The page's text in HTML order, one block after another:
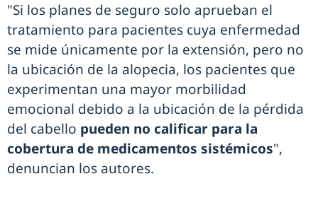
"Si los planes de seguro solo aprueban el
tratamiento para pacientes cuya enfermedad
se mide únicamente por la extensión, pero no
la ubicación de la alopecia, los pacientes que
experimentan una mayor morbilidad
emocional debido a la ubicación de la pérdida
del cabello pueden no calificar para la
cobertura de medicamentos sistémicos",
denuncian los autores.